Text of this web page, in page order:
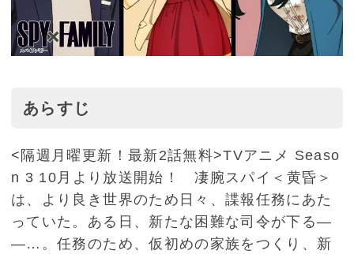
あらすじ
<隔週月曜更新！最新2話無料>TVアニメ Seaso
n 3 10月より放送開始！ 凄腕スパイ＜黄昏＞
は、より良き世界のため日々、諜報任務にあた
っていた。ある日、新たな困難な司令が下る―
―…。任務のため、仮初めの家族をつくり、新